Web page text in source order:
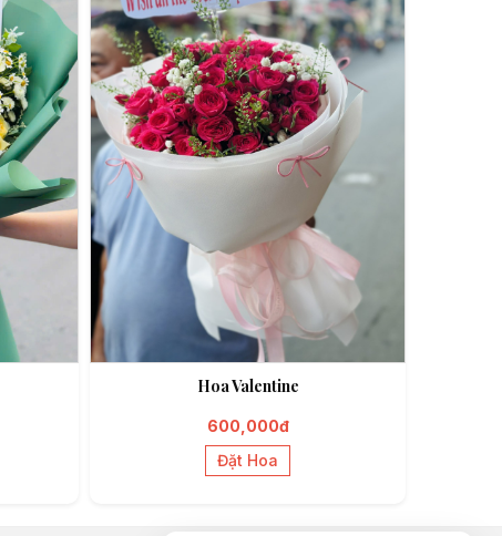
Hoa Valentine
600,000đ
Đặt Hoa
An Nhiên Flowers
Tư vấn nhanh trong vài phút
Chào bạn, mình có thể hỗ trợ chọn hoa